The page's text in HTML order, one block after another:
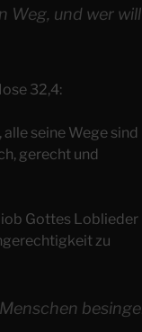
Weg, und wer
32,4:
seine Wege sind
gerecht und
Gottes Loblieder
zu